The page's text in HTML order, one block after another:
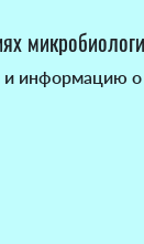
и информацию о